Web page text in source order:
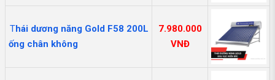
Thái dương năng Gold F58 200L
ống chân không
7.980.000
VNĐ